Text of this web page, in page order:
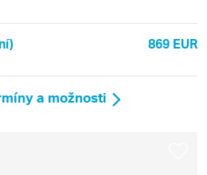
869 EUR
a možnosti